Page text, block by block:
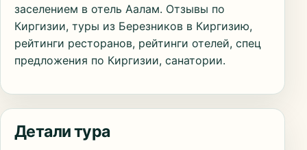
заселением в отель Аалам. Отзывы по
Киргизии, туры из Березников в Киргизию,
рейтинги ресторанов, рейтинги отелей, спец
предложения по Киргизии, санатории.
Детали тура